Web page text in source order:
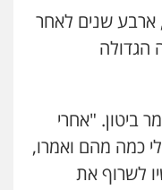
שנים לאחר
הגדולה
ביטון. "אחרי
כמה מהם ואמרו,
לשרוף את